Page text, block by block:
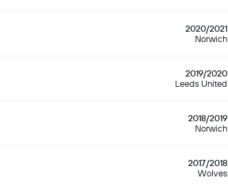
2020/2021
Norwich
2019/2020
Leeds United
2018/2019
Norwich
2017/2018
Wolves